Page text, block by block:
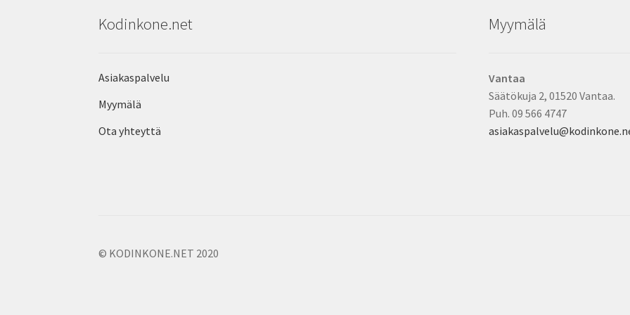
Kodinkone.net
Asiakaspalvelu
Myymälä
Ota yhteyttä
Myymälä
Vantaa
Säätökuja 2, 01520 Vantaa.
Puh. 09 566 4747
© KODINKONE.NET 2020